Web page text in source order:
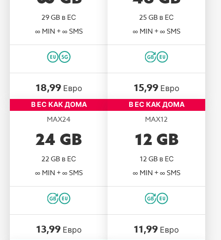
29 GB в ЕС
∞ MIN + ∞ SMS
18,99 Евро
25 GB в ЕС
∞ MIN + ∞ SMS
15,99 Евро
В ЕС КАК ДОМА
MAX24
24 GB
22 GB в ЕС
∞ MIN + ∞ SMS
13,99 Евро
В ЕС КАК ДОМА
MAX12
12 GB
12 GB в ЕС
∞ MIN + ∞ SMS
11,99 Евро